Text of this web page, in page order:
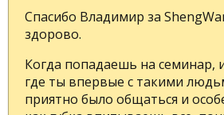
Спасибо Владимир за
здорово.
Когда попадаешь на семинар,
где ты впервые с такими
приятно было общаться и